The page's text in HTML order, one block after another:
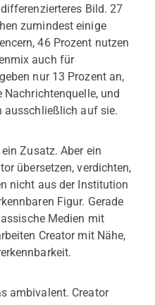
Bild. 27
zumindest einige
46 Prozent nutzen
auch für
nur 13 Prozent an,
Nachrichtenquelle, und
ausschließlich auf sie.
Zusatz. Aber ein
übersetzen, verdichten,
nicht aus der Institution
Figur. Gerade
Medien mit
Creator mit Nähe,
ambivalent. Creator